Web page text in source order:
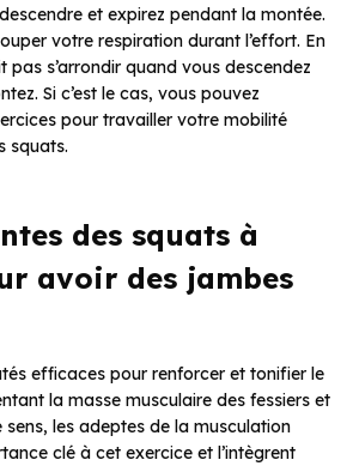
et expirez pendant la montée.
votre respiration durant l’effort. En
pas s’arrondir quand vous descendez
Si c’est le cas, vous pouvez
pour travailler votre mobilité
squats.
des squats à
avoir des jambes
efficaces pour renforcer et tonifier le
la masse musculaire des fessiers et
les adeptes de la musculation
clé à cet exercice et l’intègrent